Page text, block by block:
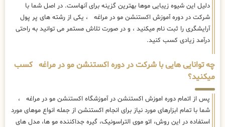
دلیل این شیوه زیبایی موها بهترین گزینه برای آنهاست. در اصل شما با
شرکت در دوره آموزش اکستنشن مو در مراغه ، یکی از رشته های پر پول
آرایشگری را ثبت نام میکنید ، و در صورت تلاش مستمر می توانید به راحتی
درآمد زیادی کسب کنید.
چه توانایی هایی با شرکت در دوره اکستنشن مو در مراغه کسب
میکنید؟
پس از اتمام دوره اموزش اکستنشن در آموزشگاه اکستنشن مو در مراغه ،
شما با تمام ابزارهای مورد نیاز برای انجام اکستنشن از جمله انواع موهای مورد
استفاده در این روش، اتو موی التراسونیک، گیره جداکننده مو ها، مدل های